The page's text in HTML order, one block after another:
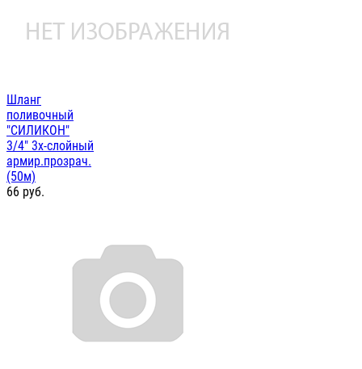
Шланг
поливочный
"СИЛИКОН"
3/4" 3х-слойный
армир.прозрач.
(50м)
66 руб.